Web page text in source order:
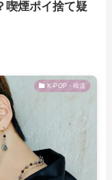
喫煙ポイ捨て疑
K-POP・韓流